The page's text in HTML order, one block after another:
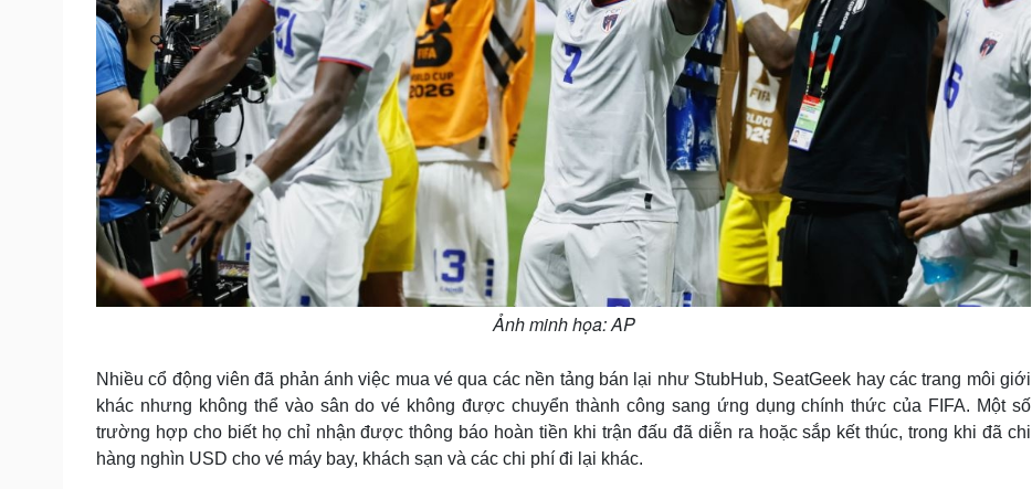
Ảnh minh họa: AP
Nhiều cổ động viên đã phản ánh việc mua vé qua các nền tảng bán lại như StubHub, SeatGeek hay các trang môi giới
khác nhưng không thể vào sân do vé không được chuyển thành công sang ứng dụng chính thức của FIFA. Một số
trường hợp cho biết họ chỉ nhận được thông báo hoàn tiền khi trận đấu đã diễn ra hoặc sắp kết thúc, trong khi đã chi
hàng nghìn USD cho vé máy bay, khách sạn và các chi phí đi lại khác.